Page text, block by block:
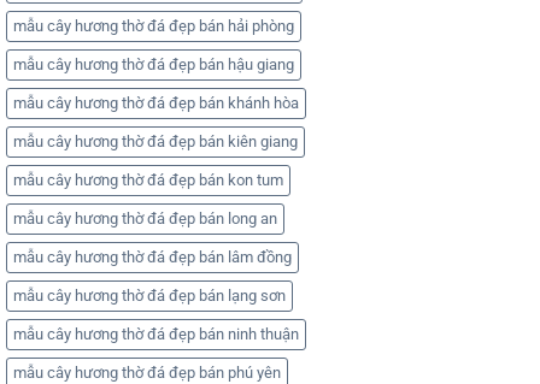
mẫu cây hương thờ đá đẹp bán hải phòng
mẫu cây hương thờ đá đẹp bán hậu giang
mẫu cây hương thờ đá đẹp bán khánh hòa
mẫu cây hương thờ đá đẹp bán kiên giang
mẫu cây hương thờ đá đẹp bán kon tum
mẫu cây hương thờ đá đẹp bán long an
mẫu cây hương thờ đá đẹp bán lâm đồng
mẫu cây hương thờ đá đẹp bán lạng sơn
mẫu cây hương thờ đá đẹp bán ninh thuận
mẫu cây hương thờ đá đẹp bán phú yên